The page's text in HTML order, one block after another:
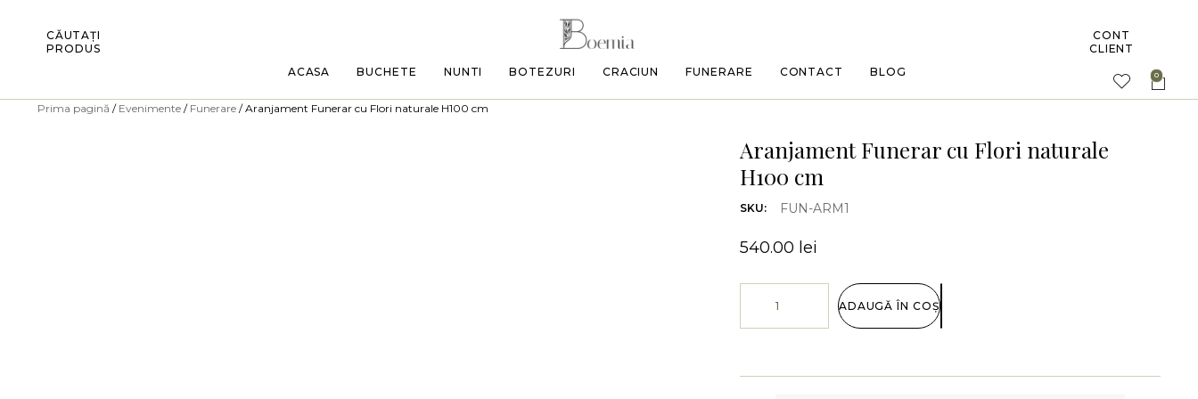
CĂUTAȚI
PRODUS
ACASA
BUCHETE NUNTI BOTEZURI CRACIUN FUNERARE CONTACT BLOG
CONT
CLIENT
Prima pagină / Evenimente / Funerare / Aranjament Funerar cu Flori naturale H100 cm
Aranjament Funerar cu Flori naturale
H100 cm
SKU: FUN-ARM1
540.00 lei
ADAUGĂ ÎN COȘ